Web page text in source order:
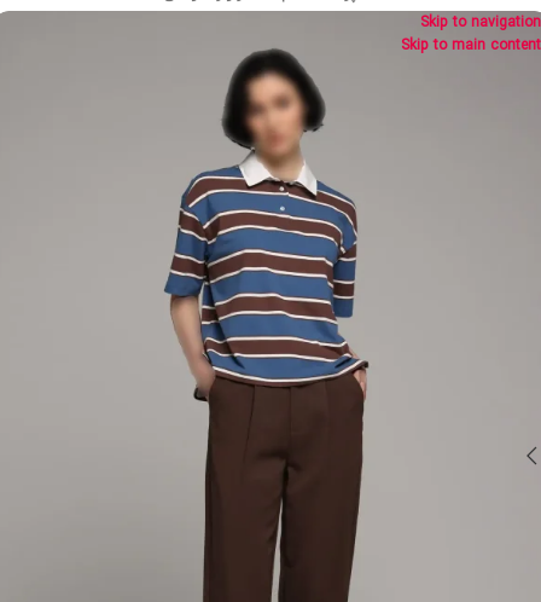
Skip to navigation
Skip to main content